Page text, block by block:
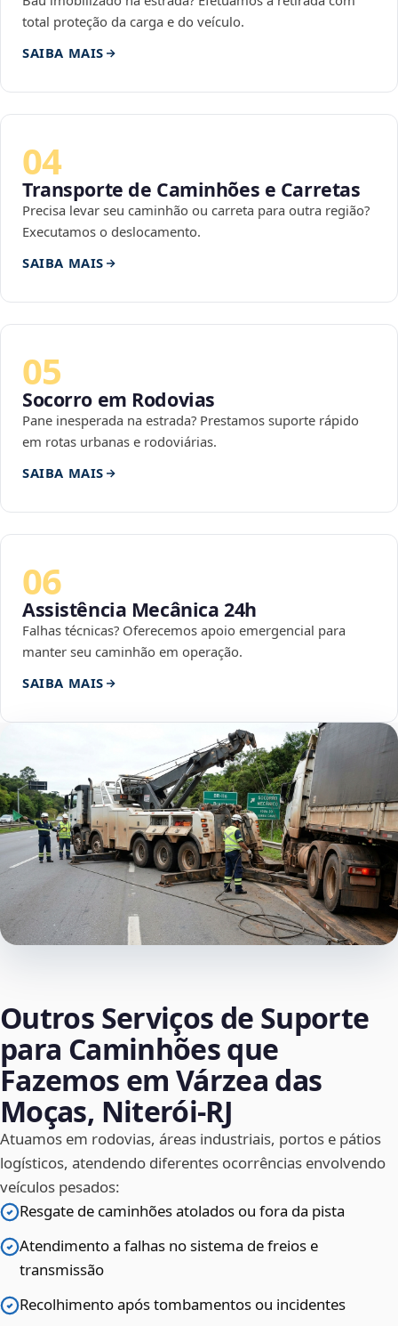
total proteção da carga e do veículo.
SAIBA MAIS
04
Transporte de Caminhões e Carretas
Precisa levar seu caminhão ou carreta para outra região?
Executamos o deslocamento.
SAIBA MAIS
05
Socorro em Rodovias
Pane inesperada na estrada? Prestamos suporte rápido
em rotas urbanas e rodoviárias.
SAIBA MAIS
06
Assistência Mecânica 24h
Falhas técnicas? Oferecemos apoio emergencial para
manter seu caminhão em operação.
SAIBA MAIS
Outros Serviços de Suporte
para Caminhões que
Fazemos em Várzea das
Moças, Niterói‑RJ
Atuamos em rodovias, áreas industriais, portos e pátios
logísticos, atendendo diferentes ocorrências envolvendo
veículos pesados:
Resgate de caminhões atolados ou fora da pista
Atendimento a falhas no sistema de freios e
transmissão
Recolhimento após tombamentos ou incidentes